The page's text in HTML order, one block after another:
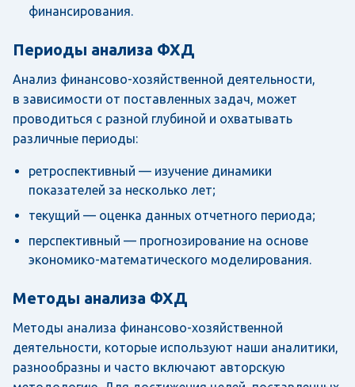
финансирования.
Периоды анализа ФХД
Анализ финансово-хозяйственной деятельности,
в зависимости от поставленных задач, может
проводиться с разной глубиной и охватывать
различные периоды:
ретроспективный — изучение динамики
показателей за несколько лет;
текущий — оценка данных отчетного периода;
перспективный — прогнозирование на основе
экономико-математического моделирования.
Методы анализа ФХД
Методы анализа финансово-хозяйственной
деятельности, которые используют наши аналитики,
разнообразны и часто включают авторскую